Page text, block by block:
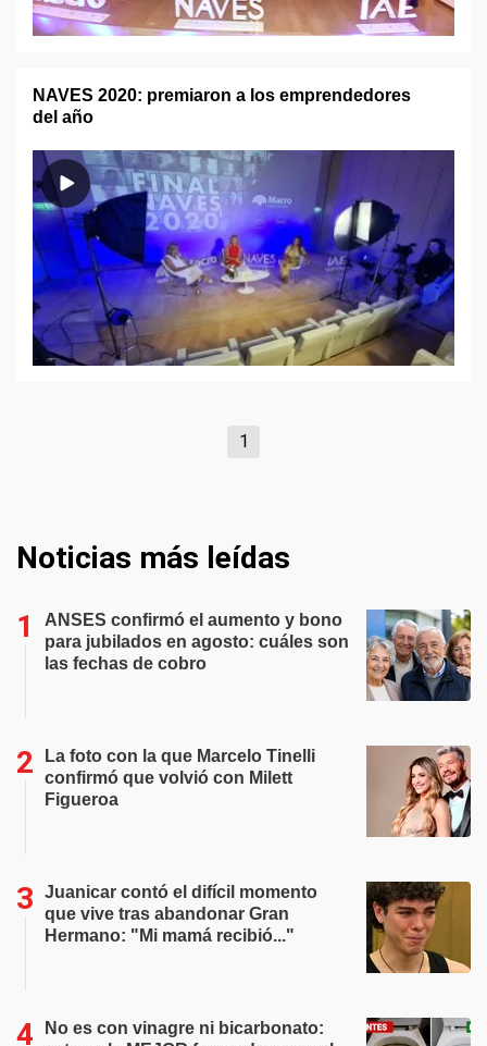
NAVES 2020: premiaron a los emprendedores
del año
1
Noticias más leídas
ANSES confirmó el aumento y bono
para jubilados en agosto: cuáles son
las fechas de cobro
La foto con la que Marcelo Tinelli
confirmó que volvió con Milett
Figueroa
Juanicar contó el difícil momento
que vive tras abandonar Gran
Hermano: "Mi mamá recibió..."
No es con vinagre ni bicarbonato: